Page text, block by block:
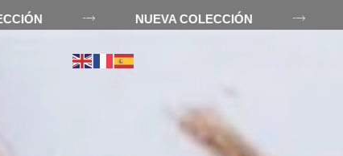
COLECCIÓN NUEVA COLECCIÓN